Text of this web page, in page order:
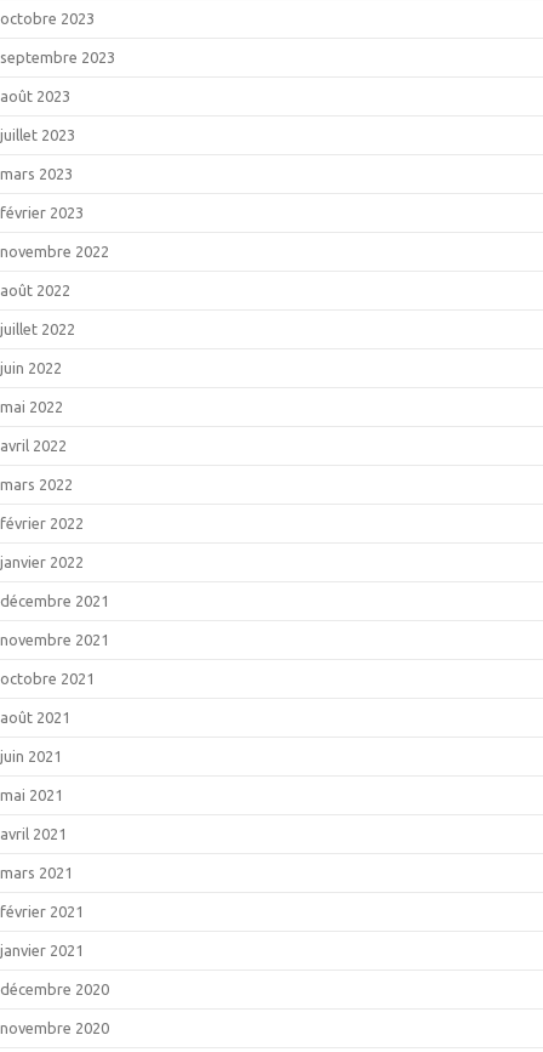
octobre 2023
septembre 2023
août 2023
juillet 2023
mars 2023
février 2023
novembre 2022
août 2022
juillet 2022
juin 2022
mai 2022
avril 2022
mars 2022
février 2022
janvier 2022
décembre 2021
novembre 2021
octobre 2021
août 2021
juin 2021
mai 2021
avril 2021
mars 2021
février 2021
janvier 2021
décembre 2020
novembre 2020